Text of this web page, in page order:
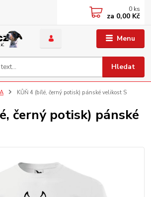
Menu
Hledat
0 ks
za 0,00 Kč
KŮŇ 4 (bílé, černý potisk) pánské velikost S
černý potisk) pánské